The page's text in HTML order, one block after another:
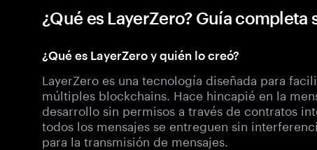
¿Qué es LayerZero? Guía completa
¿Qué es LayerZero y quién lo creó?
LayerZero es una tecnología diseñada para
múltiples blockchains. Hace hincapié en la
desarrollo sin permisos a través de contratos
todos los mensajes se entreguen sin
para la transmisión de mensajes.